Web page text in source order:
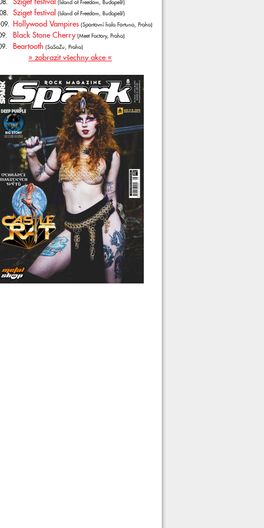
Sziget festival (Island of Freedom, Budapešť)
Sziget festival (Island of Freedom, Budapešť)
Hollywood Vampires (Sportovní hala Fortuna, Praha)
Black Stone Cherry (Meet Factory, Praha)
Beartooth (SaSaZu, Praha)
» zobrazit všechny akce «